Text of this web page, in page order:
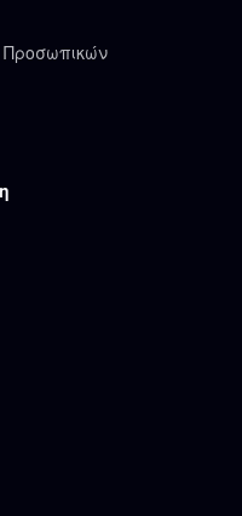
Προσωπικών